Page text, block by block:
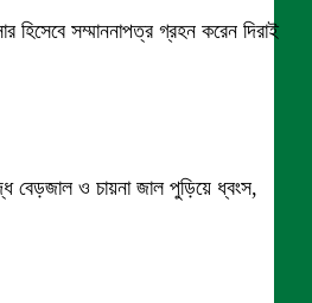
হিসেবে সম্মাননাপত্র গ্রহন করেন দিরাই
বেড়জাল ও চায়না জাল পুড়িয়ে ধ্বংস,